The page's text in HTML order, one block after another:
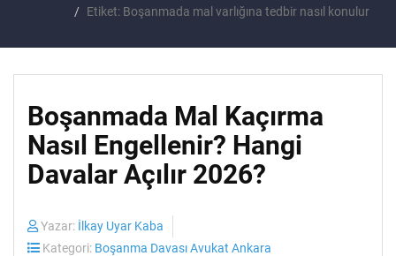
Etiket: Boşanmada mal varlığına tedbir nasıl konulur
Boşanmada Mal Kaçırma
Nasıl Engellenir? Hangi
Davalar Açılır 2026?
Yazar: İlkay Uyar Kaba
Kategori: Boşanma Davası Avukat Ankara